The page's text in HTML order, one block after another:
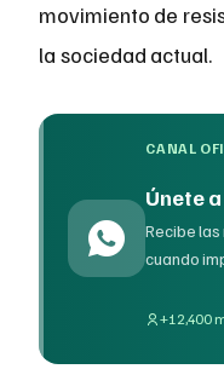
movimiento de
la sociedad actual.
CANAL
Únete
Recibe
cuando
+12,400